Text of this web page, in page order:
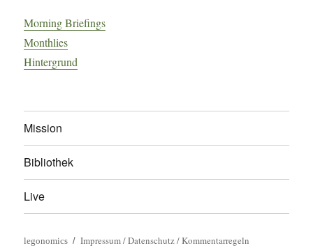
Morning Briefings
Monthlies
Hintergrund
Mission
Bibliothek
Live
legonomics Impressum/Datenschutz/Kommentarregeln